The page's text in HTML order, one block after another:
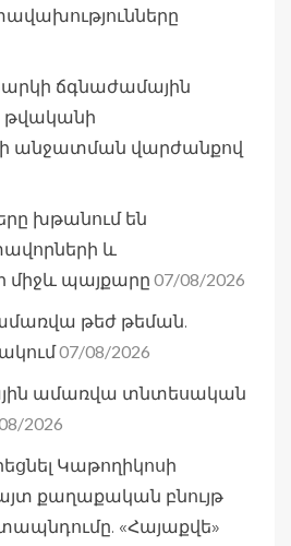
ճգնաժամային
թվականի
անջատման վարժանքով
խթանում են
և
պայքարը 07/08/2026
թեժ թեման.
07/08/2026
ամառվա տնտեսական
2026
Կաթողիկոսի
քաղաքական բնույթ
«Հայաքվե»